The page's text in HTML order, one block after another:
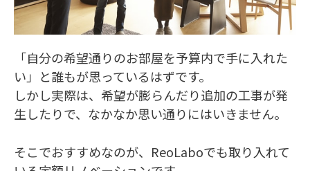
「自分の希望通りのお部屋を予算内で手に入れた
い」と誰もが思っているはずです。
しかし実際は、希望が膨らんだり追加の工事が発
生したりで、なかなか思い通りにはいきません。
そこでおすすめなのが、ReoLaboでも取り入れて